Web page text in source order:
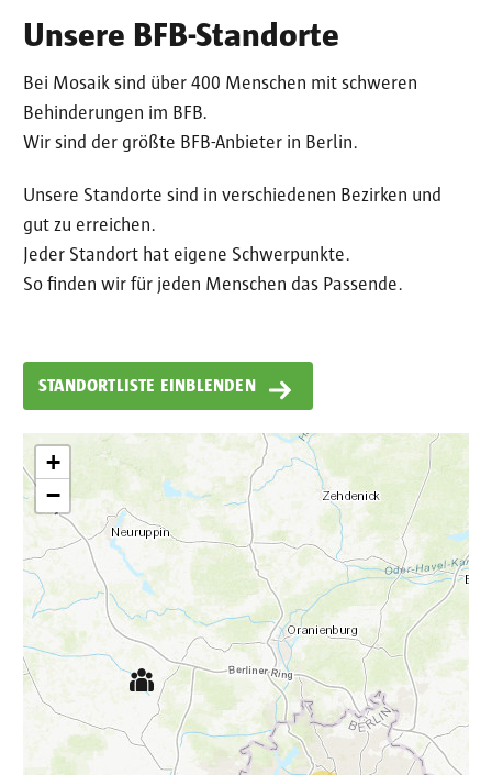
Unsere BFB-Standorte
Bei Mosaik sind über 400 Menschen mit schweren
Behinderungen im BFB.
Wir sind der größte BFB-Anbieter in Berlin.
Unsere Standorte sind in verschiedenen Bezirken und
gut zu erreichen.
Jeder Standort hat eigene Schwerpunkte.
So finden wir für jeden Menschen das Passende.
+
−